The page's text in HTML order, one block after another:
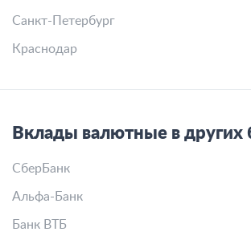
Санкт-Петербург
Краснодар
Вклады валютные в других
СберБанк
Альфа-Банк
Банк ВТБ